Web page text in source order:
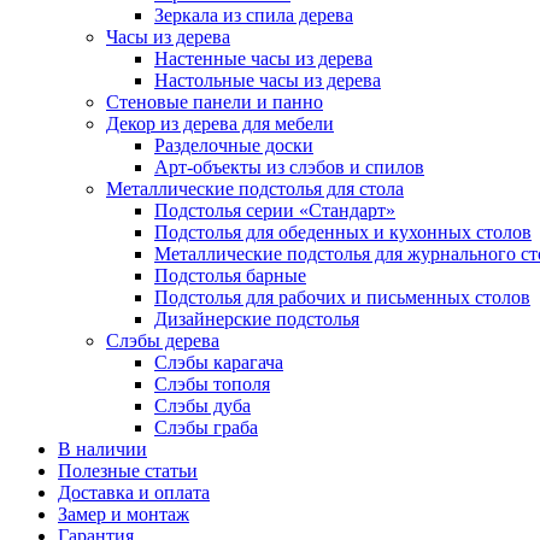
Зеркала из спила дерева
Часы из дерева
Настенные часы из дерева
Настольные часы из дерева
Стеновые панели и панно
Декор из дерева для мебели
Разделочные доски
Арт-объекты из слэбов и спилов
Металлические подстолья для стола
Подстолья серии «Стандарт»
Подстолья для обеденных и кухонных столов
Металлические подстолья для журнального
Подстолья барные
Подстолья для рабочих и письменных столов
Дизайнерские подстолья
Слэбы дерева
Слэбы карагача
Слэбы тополя
Слэбы дуба
Слэбы граба
В наличии
Полезные статьи
Доставка и оплата
Замер и монтаж
Гарантия